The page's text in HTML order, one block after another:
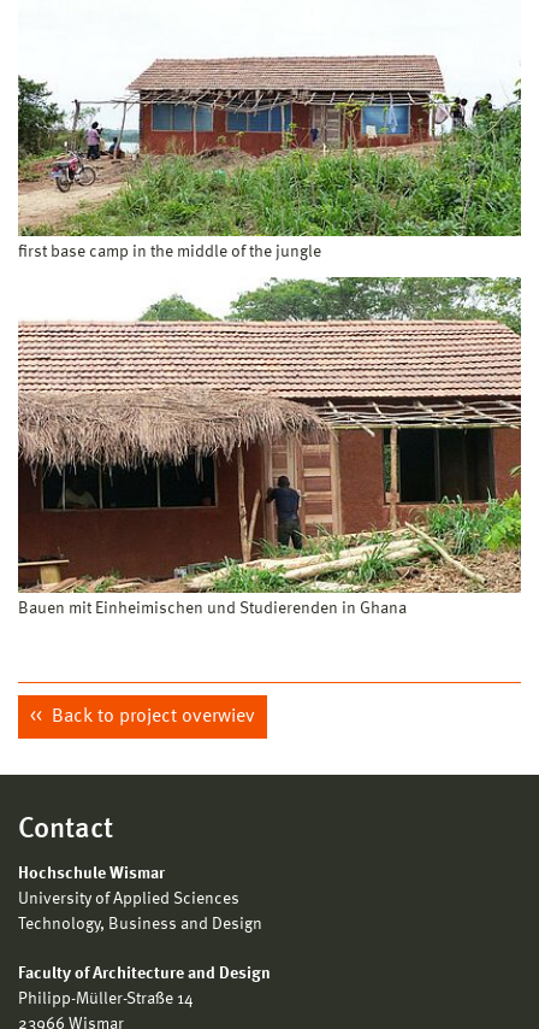
first base camp in the middle of the jungle
Bauen mit Einheimischen und Studierenden in Ghana
Back to project overwiev
Contact
Hochschule Wismar
University of Applied Sciences
Technology, Business and Design
Faculty of Architecture and Design
Philipp-Müller-Straße 14
23966 Wismar